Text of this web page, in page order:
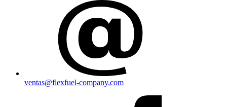
ventas@flexfuel-company.com